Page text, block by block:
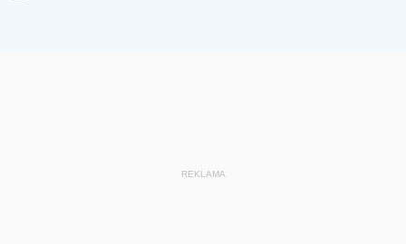
REKLAMA